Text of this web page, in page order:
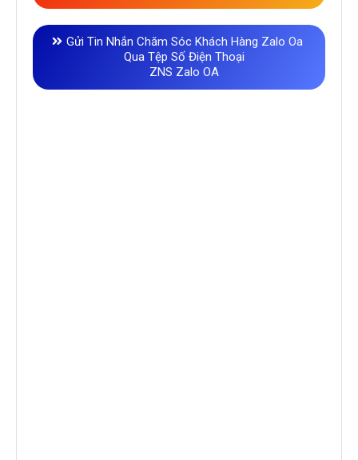
Gửi Tin Nhắn Chăm Sóc Khách Hàng Zalo Oa
Qua Tệp Số Điện Thoại
ZNS Zalo OA